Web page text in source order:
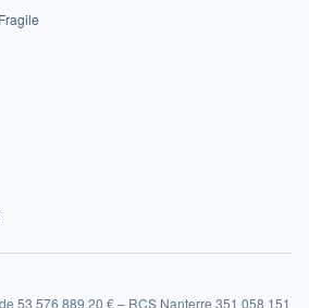
53 576 889,20 € – RCS Nanterre 351 058 151